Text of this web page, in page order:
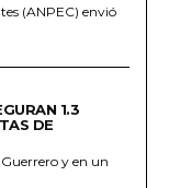
(ANPEC) envió
1.3
DE
y en un